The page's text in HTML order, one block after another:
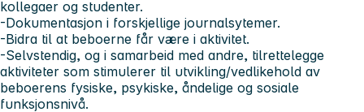
kollegaer og studenter.
-Dokumentasjon i forskjellige journalsytemer.
-Bidra til at beboerne får være i aktivitet.
-Selvstendig, og i samarbeid med andre, tilrettelegge
aktiviteter som stimulerer til utvikling/vedlikehold av
beboerens fysiske, psykiske, åndelige og sosiale
funksjonsnivå.